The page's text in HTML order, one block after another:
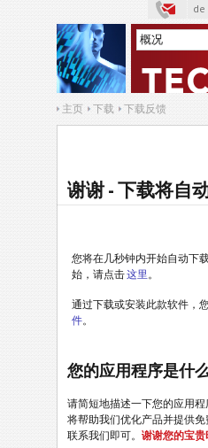
de
主页 下载 下载反馈
谢谢 - 下载将自
您将在几秒钟内开始自动下
始，请点击这里。
通过下载或安装此款软件，
件。
您的应用程序是什
请简短地描述一下您的应用
将帮助我们优化产品并提供
联系我们即可。 谢谢您的宝贵